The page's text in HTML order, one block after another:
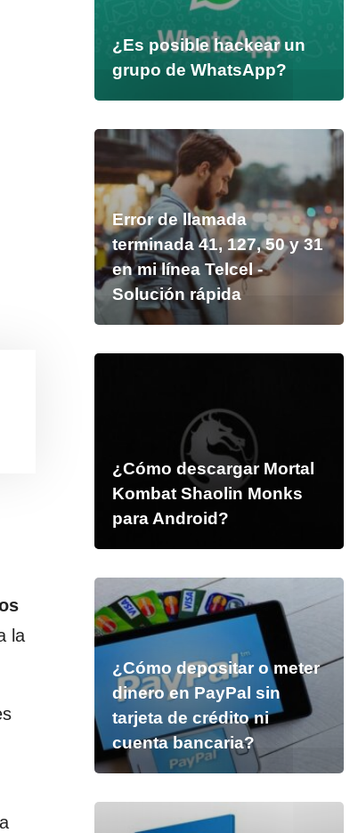
la
¿Es posible hackear un
grupo de WhatsApp?
Error de llamada
terminada 41, 127, 50 y 31
en mi línea Telcel -
Solución rápida
¿Cómo descargar Mortal
Kombat Shaolin Monks
para Android?
¿Cómo depositar o meter
dinero en PayPal sin
tarjeta de crédito ni
cuenta bancaria?